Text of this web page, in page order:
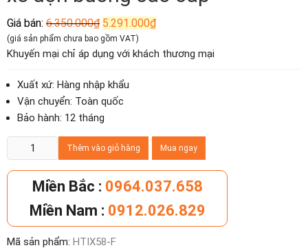
Giá bán: 6.350.000₫ Giá
gốc
là:
6.350.000₫.
5.291.000₫Giá
hiện
là:
(giá sản phẩm chưa bao gồm VAT)
Khuyến mại chỉ áp dụng với khách thương mại
Xuất xứ: Hàng nhập khẩu
Vận chuyển: Toàn quốc
Bảo hành: 12 tháng
làm
phòng
Inox,
xe
Thêm vào giỏ hàng Mua ngay
Miền Bắc : 0964.037.658
Miền Nam : 0912.026.829
Mã sản phẩm: HTIX58-F